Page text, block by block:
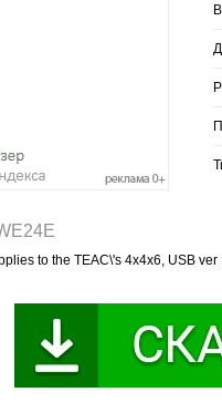
to the TEAC\'s 4x4x6, USB